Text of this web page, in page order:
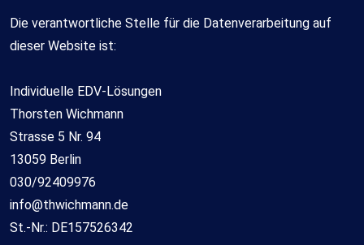
Die verantwortliche Stelle für die Datenverarbeitung auf
dieser Website ist:
Individuelle EDV-Lösungen
Thorsten Wichmann
Strasse 5 Nr. 94
13059 Berlin
030/92409976
info@thwichmann.de
St.-Nr.: DE157526342